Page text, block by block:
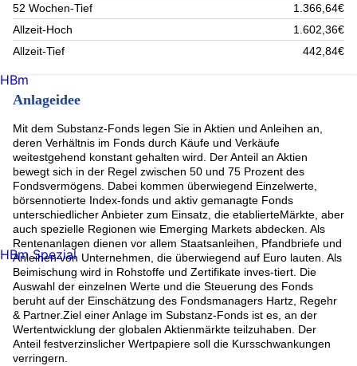
52 Wochen-Tief
1.366,64€
Allzeit-Hoch
1.602,36€
Allzeit-Tief
442,84€
Anlageidee
Mit dem Substanz-Fonds legen Sie in Aktien und Anleihen an,
deren Verhältnis im Fonds durch Käufe und Verkäufe
weitestgehend konstant gehalten wird. Der Anteil an Aktien
bewegt sich in der Regel zwischen 50 und 75 Prozent des
Fondsvermögens. Dabei kommen überwiegend Einzelwerte,
börsennotierte Index-fonds und aktiv gemanagte Fonds
unterschiedlicher Anbieter zum Einsatz, die etablierteMärkte, aber
auch spezielle Regionen wie Emerging Markets abdecken. Als
Rentenanlagen dienen vor allem Staatsanleihen, Pfandbriefe und
Anleihen von Unternehmen, die überwiegend auf Euro lauten. Als
Beimischung wird in Rohstoffe und Zertifikate inves-tiert. Die
Auswahl der einzelnen Werte und die Steuerung des Fonds
beruht auf der Einschätzung des Fondsmanagers Hartz, Regehr
& Partner.Ziel einer Anlage im Substanz-Fonds ist es, an der
Wertentwicklung der globalen Aktienmärkte teilzuhaben. Der
Anteil festverzinslicher Wertpapiere soll die Kursschwankungen
verringern.
HBm
HBm Spezial